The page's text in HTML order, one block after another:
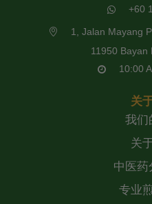
+60
1, Jalan Mayang
11950 Bayan
10:00
关
我们
关
中医药
专业